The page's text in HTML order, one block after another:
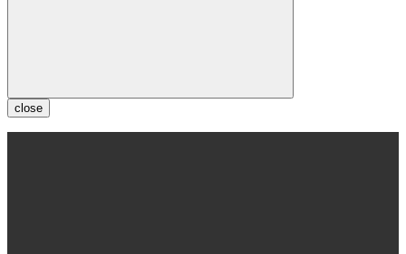
close